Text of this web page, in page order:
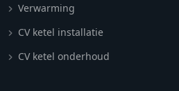
Verwarming
CV ketel installatie
CV ketel onderhoud